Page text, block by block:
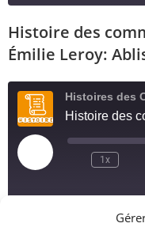
RSS FEED
SHARE
EMBED
Histoire des
Émilie Leroy:
Histoires des
1x